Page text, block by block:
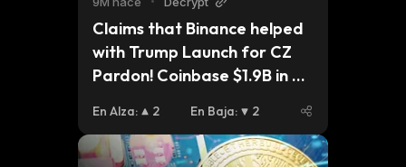
Claims that Binance helped
with Trump Launch for CZ
Pardon! Coinbase $1.9B in
En Alza: 2 En Baja: 2